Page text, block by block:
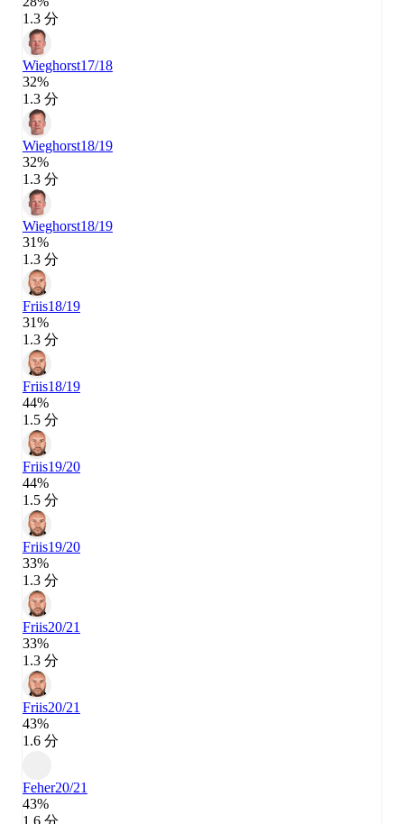
1.3 分
Wieghorst17/18
32%
1.3 分
Wieghorst18/19
32%
1.3 分
Wieghorst18/19
31%
1.3 分
Friis18/19
31%
1.3 分
Friis18/19
44%
1.5 分
Friis19/20
44%
1.5 分
Friis19/20
33%
1.3 分
Friis20/21
33%
1.3 分
Friis20/21
43%
1.6 分
Feher20/21
43%
1.6 分